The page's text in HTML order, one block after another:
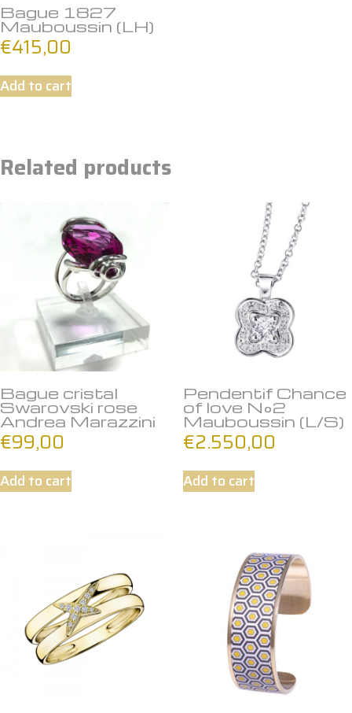
Bague 1827
Mauboussin (LH)
€415,00
Add to cart
Related products
Bague cristal
Swarovski rose
Andrea Marazzini
€99,00
Add to cart
Pendentif Chance
of love N°2
Mauboussin (L/S)
€2.550,00
Add to cart